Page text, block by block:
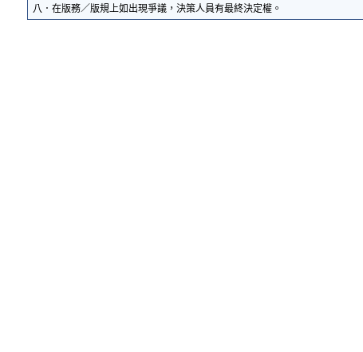
八．在版務／版規上如出現爭議，決策人員有最終決定權。